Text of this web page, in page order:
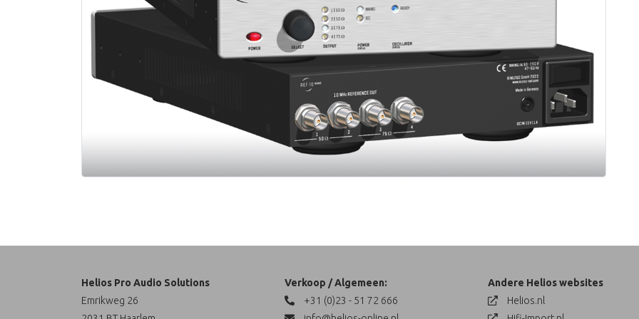
Helios Pro Audio Solutions
Emrikweg 26
Verkoop / Algemeen:
+31 (0)23 - 51 72 666
Andere Helios websites
Helios.nl